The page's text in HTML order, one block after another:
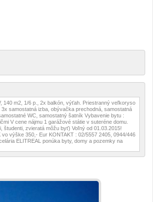
140 m2, 1/6 p., 2x balkón, výťah. Priestranný veľkoryso
samostatná izba, obývačka prechodná, samostatná
WC, samostatný šatník Vybavenie bytu :
V cene nájmu 1 garážové státie v suteréne domu.
študenti, zvieratá môžu byť) Voľný od 01.03.2015!
výške 350,- Eur KONTAKT : 02/5557 2405, 0944/446
ELITREAL ponúka byty, domy a pozemky na